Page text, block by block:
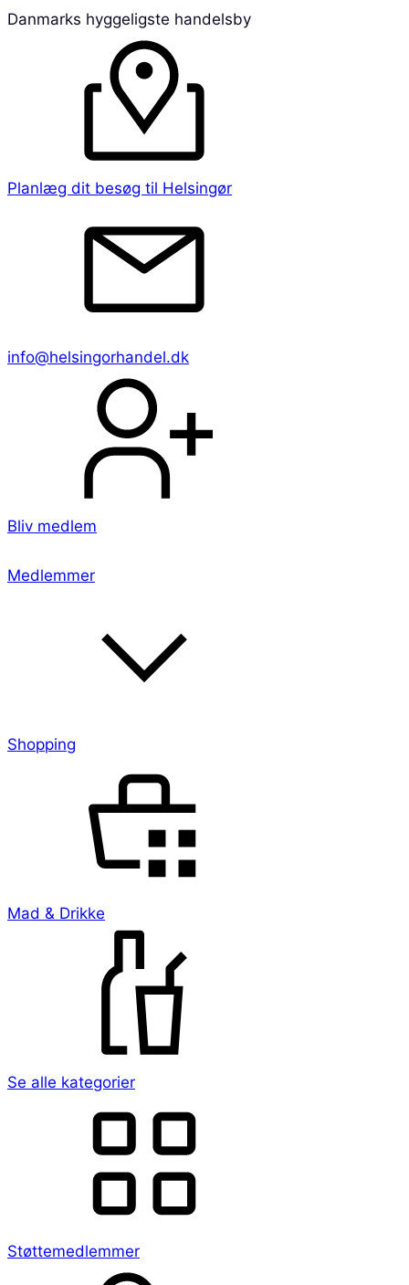
Danmarks hyggeligste handelsby
Planlæg dit besøg til Helsingør
info@helsingorhandel.dk
Bliv medlem
Medlemmer
Shopping
Mad & Drikke
Se alle kategorier
Støttemedlemmer